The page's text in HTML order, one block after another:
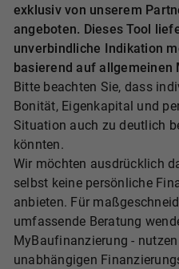
exklusiv von unserem
angeboten. Dieses Tool
unverbindliche Indikation
basierend auf allgemeinen
Bitte beachten Sie, dass
Bonität, Eigenkapital und
Situation auch zu deutlich
könnten.
Wir möchten ausdrücklich
selbst keine persönliche
anbieten. Für
umfassende Beratung
MyBaufinanzierung -
unabhängigen